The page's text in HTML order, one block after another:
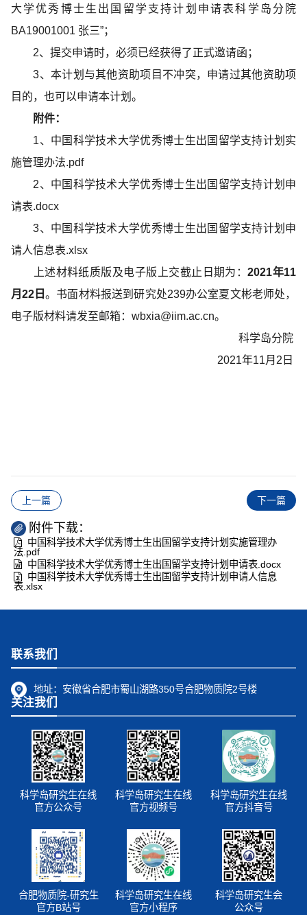
大学优秀博士生出国留学支持计划申请表科学岛分院
BA19001001 张三”；
2、提交申请时，必须已经获得了正式邀请函；
3、本计划与其他资助项目不冲突，申请过其他资助项
目的，也可以申请本计划。
附件：
1、 中国科学技术大学优秀博士生出国留学支持计划实
施管理办法.pdf
2、 中国科学技术大学优秀博士生出国留学支持计划申
请表.docx
3、 中国科学技术大学优秀博士生出国留学支持计划申
请人信息表.xlsx
上述材料纸质版及电子版上交截止日期为：2021年11
月 22日。书面材料报送到研究处239办公室夏文彬老师处，
电子版材料请发至邮箱： wbxia@iim.ac.cn。
科学岛分院
2021年11月 2 日
上一篇 下一篇
附件下载：
中国科学技术大学优秀博士生出国留学支持计划实施管理办
法.pdf
中国科学技术大学优秀博士生出国留学支持计划申请表.docx
中国科学技术大学优秀博士生出国留学支持计划申请人信息
表.xlsx
联系我们
地址： 安徽省合肥市蜀山湖路350号合肥物质院2号楼
关注我们
科学岛研究生在线
官方公众号
科学岛研究生在线
官方视频号
科学岛研究生在线
官方抖音号
合肥物质院-研究生
官方B站号
科学岛研究生在线
官方小程序
科学岛研究生会
公众号